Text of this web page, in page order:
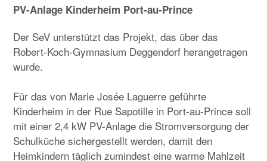
Haiti
Kambodscha
Tansania
PV-Anlage Kinderheim Port-au-Prince
Der SeV unterstützt das Projekt, das über das
Robert-Koch-Gymnasium Deggendorf herangetragen
wurde.
Für das von Marie Josée Laguerre geführte
Kinderheim in der Rue Sapotille in Port-au-Prince soll
mit einer 2,4 kW PV-Anlage die Stromversorgung der
Schulküche sichergestellt werden, damit den
Heimkindern täglich zumindest eine warme Mahlzeit